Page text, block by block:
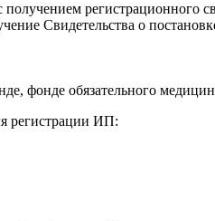
регистрационного
Свидетельства о
фонде обязательного
регистрации ИП: